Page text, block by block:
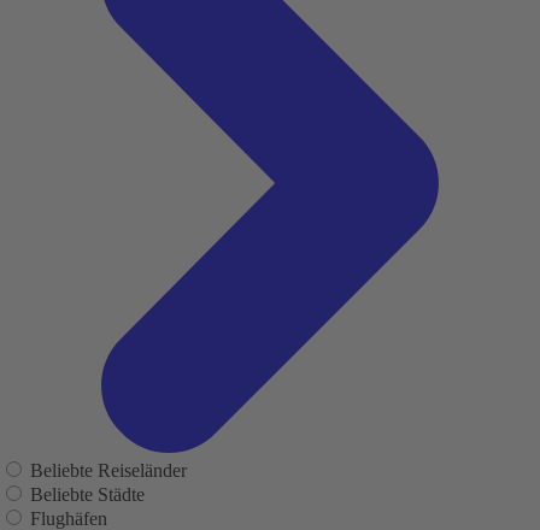
Beliebte Reiseländer
Beliebte Städte
Flughäfen